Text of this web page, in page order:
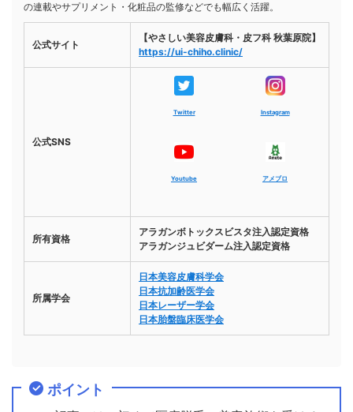
の連載やサプリメント・化粧品の監修などでも幅広く活躍。
公式サイト
【やさしい美容皮膚科・皮フ科 秋葉原院】
https://ui-chiho.clinic/
公式SNS
Twitter Instagram
Youtube アメブロ
所有資格
アラガンボトックスビスタ注入認定資格
アラガンジュビダーム注入認定資格
所属学会
日本美容皮膚科学会
日本抗加齢医学会
日本レーザー学会
日本胎盤臨床医学会
ポイント